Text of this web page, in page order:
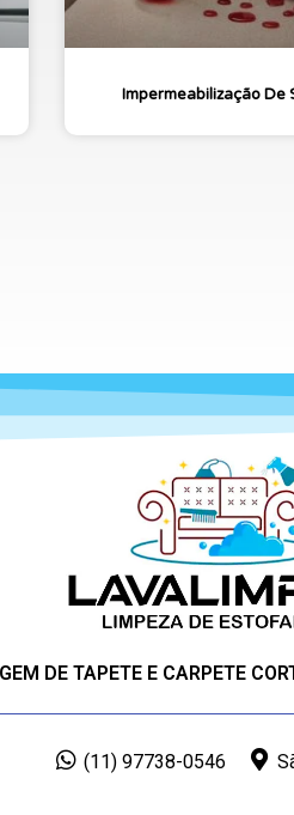
Impermeabilização De
DE TAPETE E CARPETE
(11) 97738-0546